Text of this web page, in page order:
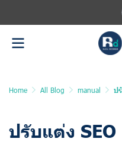
Home All Blog manual ป
ปรับแต่ง